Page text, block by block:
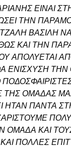
ΕΙΝΑΙ
ΤΗΝ
ΒΑΣΙΛΗ ΝΑ
ΚΑΙ ΤΗΝ
ΑΠΟΛΥΕΤΑΙ
ΕΝΙΣΧΥΣΗ
ΤΗΣ ΟΜΑΔΑΣ
ΗΤΑΝ ΠΑΝΤΑ
ΠΟΛΥ
ΟΜΑΔΑ ΚΑΙ
ΠΟΛΛΕΣ